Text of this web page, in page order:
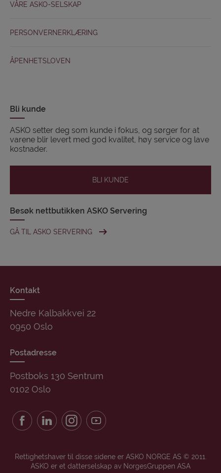
VÅRE ASKO-SELSKAP
PERSONVERNERKLÆRING
ÅPENHETSLOVEN
Bli kunde
ASKO setter deg som kunde i fokus, og sørger for at
varene blir levert med god kvalitet, høy service og lave
kostnader.
BLI KUNDE
Besøk nettbutikken ASKO Servering
GÅ TIL ASKO SERVERING
Kontakt
Nedre Kalbakkvei 22
0950 Oslo
Postadresse
Postboks 130 Sentrum
0102 Oslo
Rettighetshaver til disse sidene er ASKO NORGE AS © 2011.
ASKO er et datterselskap av NorgesGruppen ASA